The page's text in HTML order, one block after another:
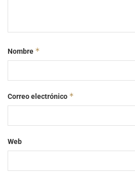
Nombre *
Correo electrónico *
Web